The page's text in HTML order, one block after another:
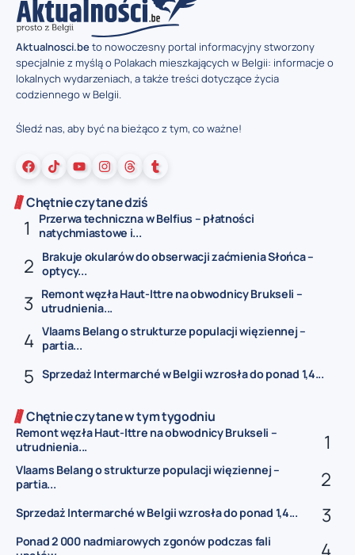
Aktualnosci.beto nowoczesny portal informacyjny stworzony
specjalnie z myślą o Polakach mieszkających w Belgii: informacje o
lokalnych wydarzeniach, a także treści dotyczące życia
codziennego w Belgii.
Śledź nas, aby być na bieżąco z tym, co ważne!
Chętnie czytane dziś
Przerwa techniczna w Belfius – płatności
natychmiastowe i...
Brakuje okularów do obserwacji zaćmienia Słońca –
optycy...
Remont węzła Haut-Ittre na obwodnicy Brukseli –
utrudnienia...
Vlaams Belang o strukturze populacji więziennej –
partia...
Sprzedaż Intermarché w Belgii wzrosła do ponad 1,4...
Chętnie czytane w tym tygodniu
Remont węzła Haut-Ittre na obwodnicy Brukseli –
utrudnienia...
Vlaams Belang o strukturze populacji więziennej –
partia...
Sprzedaż Intermarché w Belgii wzrosła do ponad 1,4...
Ponad 2 000 nadmiarowych zgonów podczas fali